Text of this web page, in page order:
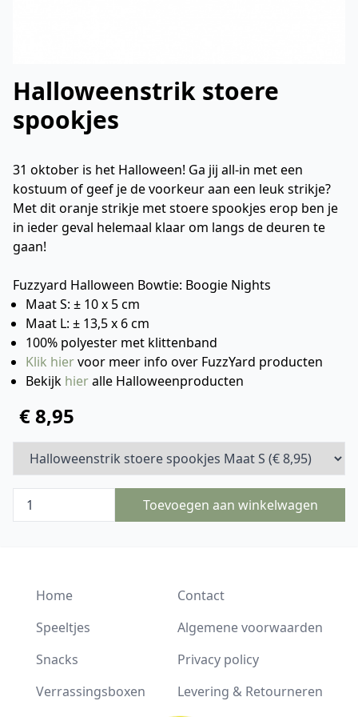
Halloweenstrik stoere
spookjes
31 oktober is het Halloween! Ga jij all-in met een
kostuum of geef je de voorkeur aan een leuk strikje?
Met dit oranje strikje met stoere spookjes erop ben je
in ieder geval helemaal klaar om langs de deuren te
gaan!
Fuzzyard Halloween Bowtie: Boogie Nights
Maat S: ± 10 x 5 cm
Maat L: ± 13,5 x 6 cm
100% polyester met klittenband
Klik hiervoor meer info over FuzzYard producten
Bekijk hieralle Halloweenproducten
€ 8,95
Toevoegen aan winkelwagen
Home
Speeltjes
Snacks
Verrassingsboxen
Contact
Algemene voorwaarden
Privacy policy
Levering & Retourneren